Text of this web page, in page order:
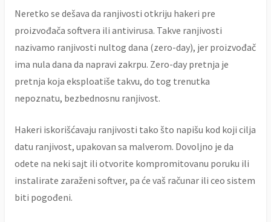
Neretko se dešava da ranjivosti otkriju hakeri pre
proizvođača softvera ili antivirusa. Takve ranjivosti
nazivamo ranjivosti nultog dana (zero-day), jer proizvođač
ima nula dana da napravi zakrpu. Zero-day pretnja je
pretnja koja eksploatiše takvu, do tog trenutka
nepoznatu, bezbednosnu ranjivost.
Hakeri iskorišćavaju ranjivosti tako što napišu kod koji cilja
datu ranjivost, upakovan sa malverom. Dovoljno je da
odete na neki sajt ili otvorite kompromitovanu poruku ili
instalirate zaraženi softver, pa će vaš računar ili ceo sistem
biti pogođeni.